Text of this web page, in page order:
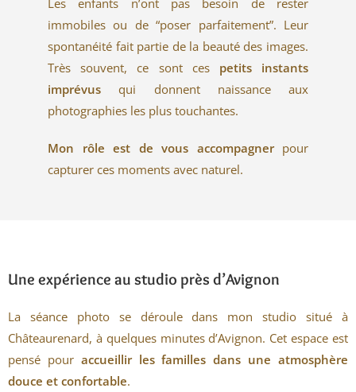
immobiles ou de “poser parfaitement”. Leur
spontanéité fait partie de la beauté des images.
Très souvent, ce sont ces petits instants
imprévus qui donnent naissance aux
photographies les plus touchantes.
Mon rôle est de vous accompagnerpour
capturer ces moments avec naturel.
Une expérience au studio près d’Avignon
La séance photo se déroule dans mon studio situé à
Châteaurenard, à quelques minutes d’Avignon. Cet espace est
pensé pour accueillir les familles dans une atmosphère
douce et confortable.